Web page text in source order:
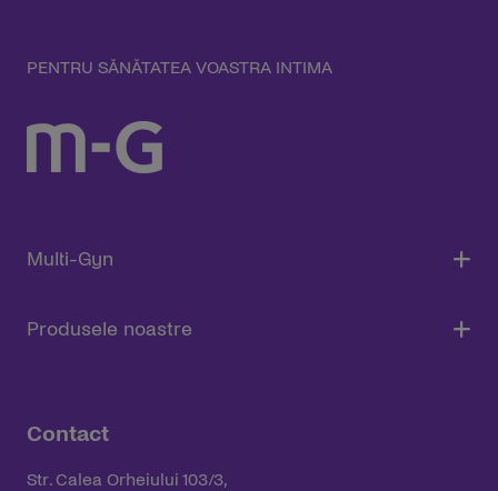
PENTRU SĂNĂTATEA VOASTRA INTIMA
Multi-Gyn
Produsele noastre
Contact
Str. Calea Orheiului 103/3,